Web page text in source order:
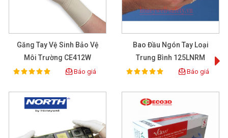
Găng Tay Vệ Sinh Bảo Vệ
Môi Trường CE412W
Rating:
100% Báo giá
Bao Đầu Ngón Tay Loại
Trung Bình 125LNRM
Rating:
100% Báo giá